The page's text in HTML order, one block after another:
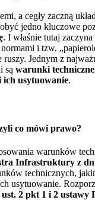
a cegły zaczną
jedno kluczowe
. I właśnie tutaj zaczyna
i tzw.
ruszy. Jednym z
są warunki
usytuowanie.
co mówi prawo?
warunków
Infrastruktury z
technicznych,
usytuowanie.
2 pkt 1 i 2 ustawy